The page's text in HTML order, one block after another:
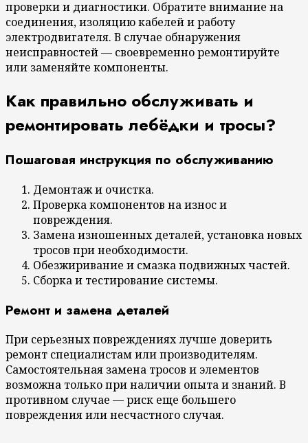
проверки и диагностики. Обратите внимание на
соединения, изоляцию кабелей и работу
электродвигателя. В случае обнаружения
неисправностей — своевременно ремонтируйте
или заменяйте компоненты.
Как правильно обслуживать и
ремонтировать лебёдки и тросы?
Пошаговая инструкция по обслуживанию
Демонтаж и очистка.
Проверка компонентов на износ и
повреждения.
Замена изношенных деталей, установка новых
тросов при необходимости.
Обезжиривание и смазка подвижных частей.
Сборка и тестирование системы.
Ремонт и замена деталей
При серьезных повреждениях лучше доверить
ремонт специалистам или производителям.
Самостоятельная замена тросов и элементов
возможна только при наличии опыта и знаний. В
противном случае — риск еще большего
повреждения или несчастного случая.